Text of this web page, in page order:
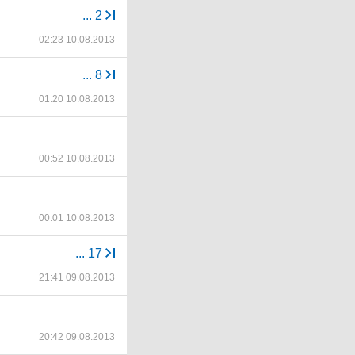
... 2
02:23 10.08.2013
... 8
01:20 10.08.2013
00:52 10.08.2013
00:01 10.08.2013
... 17
21:41 09.08.2013
20:42 09.08.2013